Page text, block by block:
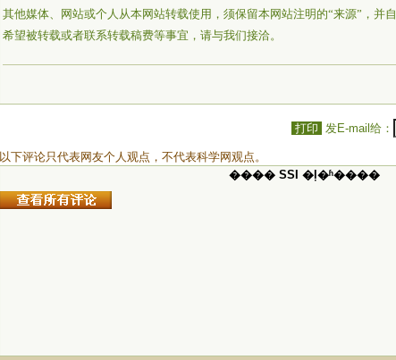
其他媒体、网站或个人从本网站转载使用，须保留本网站注明的“来源”，并
希望被转载或者联系转载稿费等事宜，请与我们接洽。
打印 发E-mail给：
以下评论只代表网友个人观点，不代表科学网观点。
���� SSI �ļ�ʱ����